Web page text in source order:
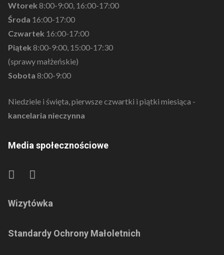
Wtorek 8:00-9:00, 16:00-17:00
Środa 16:00-17:00
Czwartek 16:00-17:00
Piątek 8:00-9:00, 15:00-17:30
(sprawy małżeńskie)
Sobota 8:00-9:00
Niedziele i święta, pierwsze czwartki i piątki miesiąca -
kancelaria nieczynna
Media społecznościowe
Wizytówka
Standardy Ochrony Małoletnich